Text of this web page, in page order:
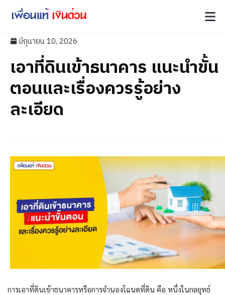
มิถุนายน 10, 2026
เอาที่ดินเข้าธนาคาร แนะนำขั้น
ตอนและเรื่องควรรู้อย่าง
ละเอียด
การเอาที่ดินเข้าธนาคารหรือการจำนองโฉนดที่ดิน คือ หนึ่งในกลยุทธ์